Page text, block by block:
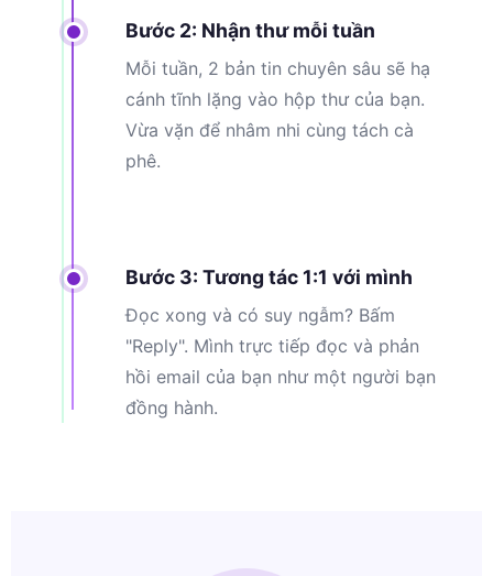
Bước 2: Nhận thư mỗi tuần
Mỗi tuần, 2 bản tin chuyên sâu sẽ hạ
cánh tĩnh lặng vào hộp thư của bạn.
Vừa vặn để nhâm nhi cùng tách cà
phê.
Bước 3: Tương tác 1:1 với mình
Đọc xong và có suy ngẫm? Bấm
"Reply". Mình trực tiếp đọc và phản
hồi email của bạn như một người bạn
đồng hành.